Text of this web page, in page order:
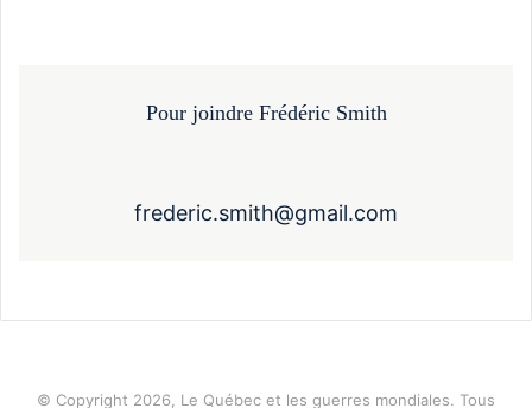
Pour joindre Frédéric Smith
frederic.smith@gmail.com
© Copyright 2026, Le Québec et les guerres mondiales. Tous